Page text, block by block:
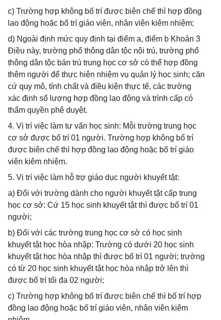
c) Trường hợp không bố trí được biên chế thì hợp đồng
lao động hoặc bố trí giáo viên, nhân viên kiêm nhiệm;
d) Ngoài định mức quy định tại điểm a, điểm b Khoản 3
Điều này, trường phổ thông dân tộc nội trú, trường phổ
thông dân tộc bán trú trung học cơ sở có thể hợp đồng
thêm người để thực hiện nhiệm vụ quản lý học sinh; căn
cứ quy mô, tính chất và điều kiện thực tế, các trường
xác định số lượng hợp đồng lao động và trình cấp có
thẩm quyền phê duyệt.
4. Vị trí việc làm tư vấn học sinh: Mỗi trường trung học
cơ sở được bố trí 01 người. Trường hợp không bố trí
được biên chế thì hợp đồng lao động hoặc bố trí giáo
viên kiêm nhiệm.
5. Vị trí việc làm hỗ trợ giáo dục người khuyết tật:
a) Đối với trường dành cho người khuyết tật cấp trung
học cơ sở: Cứ 15 học sinh khuyết tật thì được bố trí 01
người;
b) Đối với các trường trung học cơ sở có học sinh
khuyết tật học hòa nhập: Trường có dưới 20 học sinh
khuyết tật học hòa nhập thì được bố trí 01 người; trường
có từ 20 học sinh khuyết tật học hòa nhập trở lên thì
được bố trí tối đa 02 người;
c) Trường hợp không bố trí được biên chế thì bố trí hợp
đồng lao động hoặc bố trí giáo viên, nhân viên kiêm